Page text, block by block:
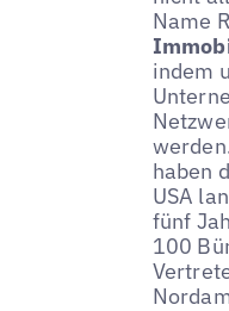
Name
indem
haben
USA
fünf
100